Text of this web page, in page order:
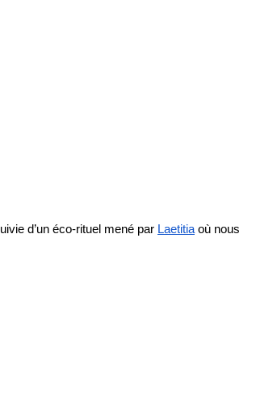
d’un éco-rituel mené par Laetitia où nous